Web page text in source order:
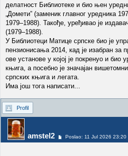
делатност Библиотеке и био њен
„Домети” (заменик главног уредника
1979–1988). Такође, уређивао је
(1979–1988).
У Библиотеци Матице српске био је
пензионисања 2014, кад је изабран за
ове установе у којој је покренуо и био
књига, а посебно је значајан
српских књига и легата.
Има још тога написати...
Profil
amstel2 Poslao: 11 Jul 2026 23:20